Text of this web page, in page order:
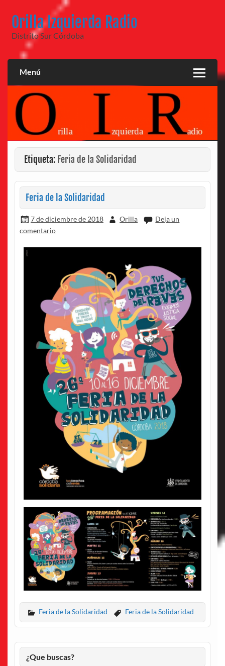
contenido
Orilla Izquierda Radio
Distrito Sur Córdoba
Menú
Etiqueta: Feria de la Solidaridad
Feria de la Solidaridad
7 de diciembre de 2018 Orilla
Deja un
comentario
Feria de la Solidaridad Feria de la Solidaridad
¿Que buscas?